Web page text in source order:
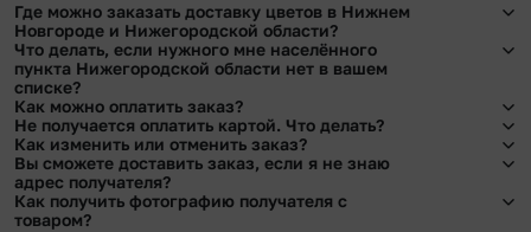
Где можно заказать доставку цветов в Нижнем
Новгороде и Нижегородской области?
Оформить доставку цветов можно в нашем приложении, на сайте flor2u.ru, по
телефону горячей линии или в чате.
Что делать, если нужного мне населённого
пункта Нижегородской области нет в вашем
списке?
Свяжитесь с нашими менеджерами по телефонам горячей линии или в чате.
Мы обязательно найдем выход из ситуации.
Как можно оплатить заказ?
Мы предусмотрели все возможные варианты оплаты:
Наличными.
Банковскими картами Visa, MasterCard, МИР, СБП
Картами рассрочки Халва, Совесть и Свобода.
Через Yandex Pay, UnionPay,
Не получается оплатить картой. Что делать?
При возникновении трудностей во время оплаты заказа банковской картой
позвоните нам по телефону, и мы решим Ваш вопрос.
Как изменить или отменить заказ?
Чтобы внести изменения, выбрать другой букет или добавить подарок
свяжитесь с нашими менеджерами по телефонам горячей линии или в чате,
они помогут решить любой вопрос.
Вы сможете доставить заказ, если я не знаю
адрес получателя?
Да. У нас действует услуга «Уточнение адреса». Зная телефон получателя,
Как получить фотографию получателя с
товаром?